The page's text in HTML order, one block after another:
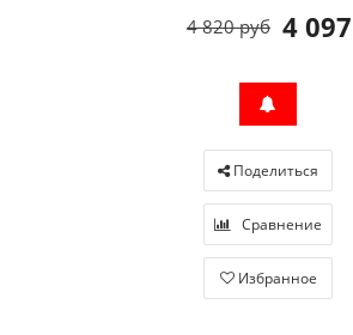
4
4 820 руб
Поделиться
Сравнение
Избранное